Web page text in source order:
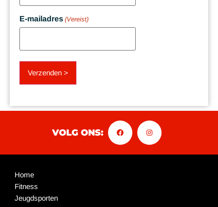
E-mailadres (Vereist)
VOLG ONS:
Home
Fitness
Jeugdsporten